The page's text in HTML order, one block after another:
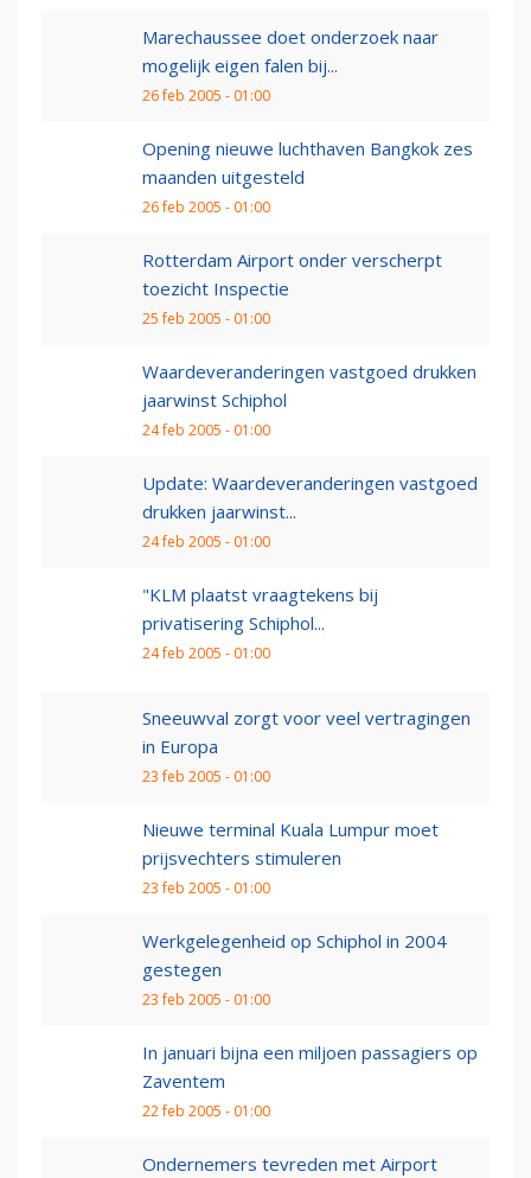
Marechaussee doet onderzoek naar
mogelijk eigen falen bij...
26 feb 2005 - 01:00
Opening nieuwe luchthaven Bangkok zes
maanden uitgesteld
26 feb 2005 - 01:00
Rotterdam Airport onder verscherpt
toezicht Inspectie
25 feb 2005 - 01:00
Waardeveranderingen vastgoed drukken
jaarwinst Schiphol
24 feb 2005 - 01:00
Update: Waardeveranderingen vastgoed
drukken jaarwinst...
24 feb 2005 - 01:00
"KLM plaatst vraagtekens bij
privatisering Schiphol...
24 feb 2005 - 01:00
Sneeuwval zorgt voor veel vertragingen
in Europa
23 feb 2005 - 01:00
Nieuwe terminal Kuala Lumpur moet
prijsvechters stimuleren
23 feb 2005 - 01:00
Werkgelegenheid op Schiphol in 2004
gestegen
23 feb 2005 - 01:00
In januari bijna een miljoen passagiers op
Zaventem
22 feb 2005 - 01:00
Ondernemers tevreden met Airport